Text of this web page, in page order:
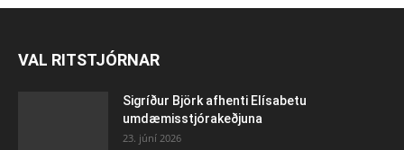
VAL RITSTJÓRNAR
Sigríður Björk afhenti Elísabetu
umdæmisstjórakeðjuna
23. júní 2026